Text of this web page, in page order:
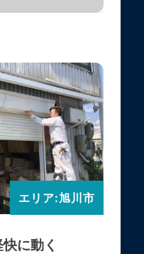
エリア:旭川市
に動く